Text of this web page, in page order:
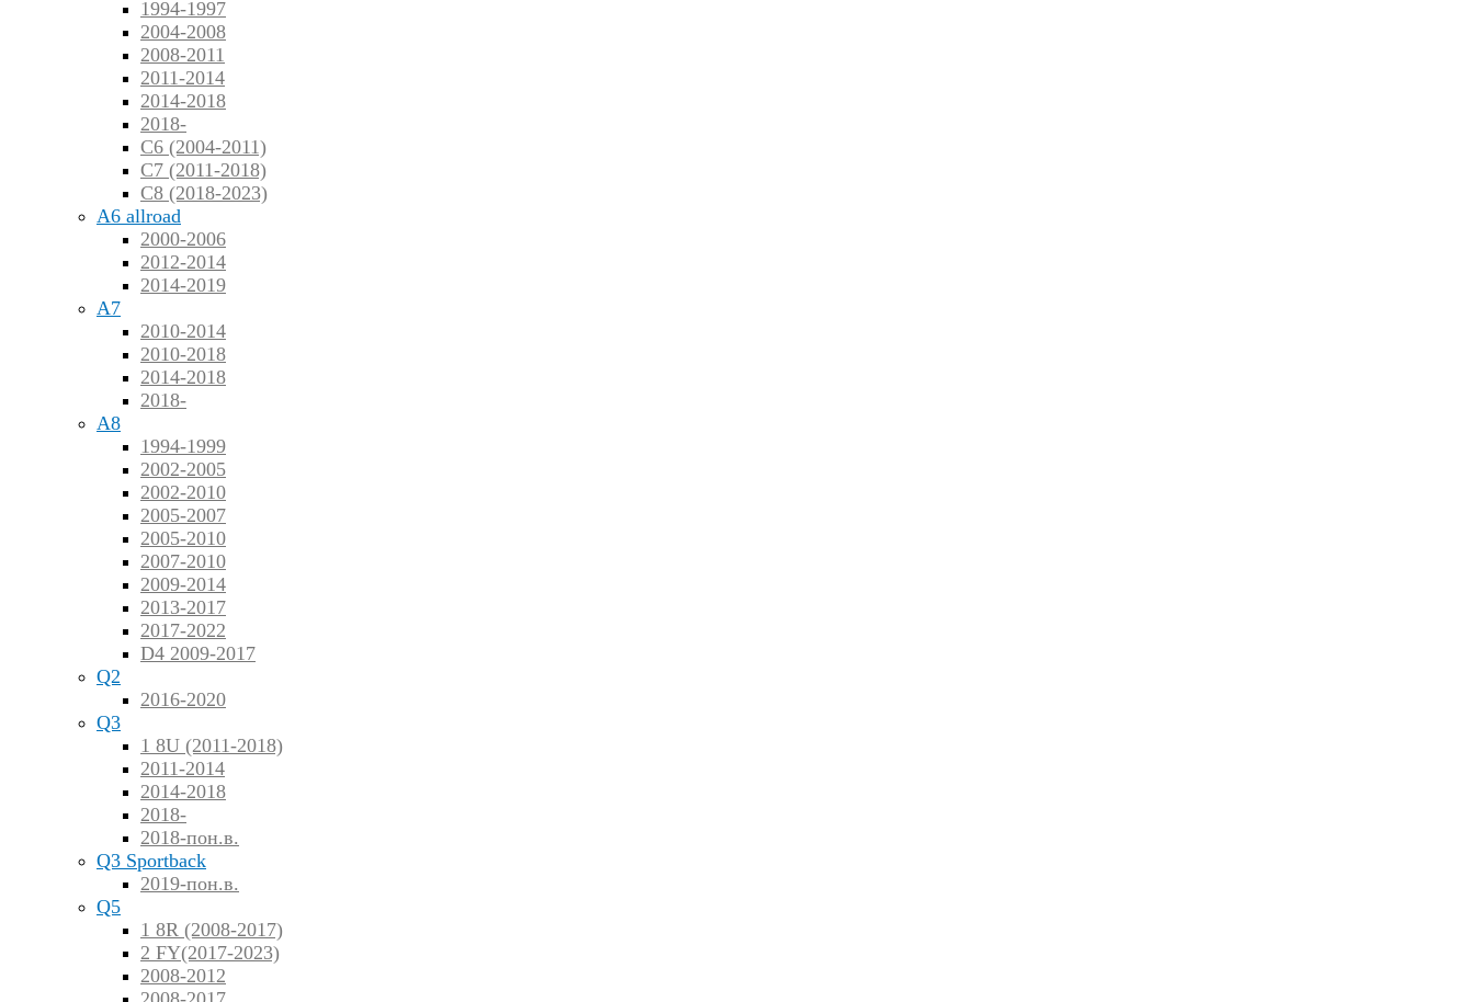
1994-1997
2004-2008
2008-2011
2011-2014
2014-2018
2018-
C6 (2004-2011)
C7 (2011-2018)
C8 (2018-2023)
A6 allroad
2000-2006
2012-2014
2014-2019
A7
2010-2014
2010-2018
2014-2018
2018-
A8
1994-1999
2002-2005
2002-2010
2005-2007
2005-2010
2007-2010
2009-2014
2013-2017
2017-2022
D4 2009-2017
Q2
2016-2020
Q3
1 8U (2011-2018)
2011-2014
2014-2018
2018-
2018-пон.в.
Q3 Sportback
2019-пон.в.
Q5
1 8R (2008-2017)
2 FY(2017-2023)
2008-2012